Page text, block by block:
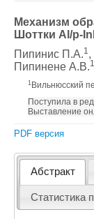
Механизм
Шоттки Al/p-
Пипинис П.А.1,
Пипинене А.В.1
1 Вильнюсский
Поступила в
Выставление
PDF версия
Абстракт
Статистика